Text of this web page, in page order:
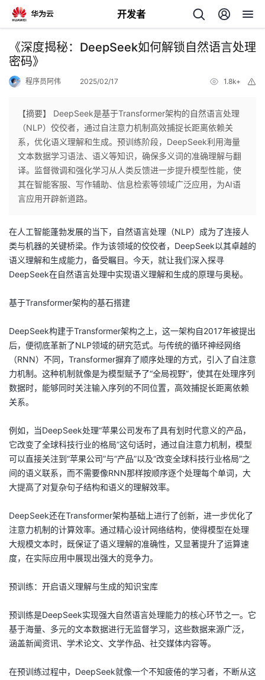
开发者
返
回
个
人
主
页
我
的
开
发
的
博
客
我
的
论
坛
我
的
圈
子
我
的
直
播
我
的
活
动
我
的
关
注
我
的
开
学
堂
我
的
课
程
我
的
认
证
我
的
实
验
我
的
收
我
的
我
持
我
的
技
术
支
持
我
的
云
声
建
议
《深度揭秘：DeepSeek如何解锁自然语言处理
密码》
程序员阿伟 2025/02/17 1.8k+
【摘要】 DeepSeek是基于Transformer架构的自然语言处理
（NLP）佼佼者，通过自注意力机制高效捕捉长距离依赖关
系，优化语义理解和生成。预训练阶段，DeepSeek利用海量
文本数据学习语法、语义等知识，确保多义词的准确理解与翻
译。监督微调和强化学习从人类反馈进一步提升模型性能，使
其在智能客服、写作辅助、信息检索等领域广泛应用，为AI语
言应用开辟新道路。
在人工智能蓬勃发展的当下，自然语言处理（NLP）成为了连接人
类与机器的关键桥梁。作为该领域的佼佼者，DeepSeek以其卓越的
语义理解和生成能力，备受瞩目。今天，就让我们深入探寻
DeepSeek在自然语言处理中实现语义理解和生成的原理与奥秘。
基于Transformer架构的基石搭建
DeepSeek构建于Transformer架构之上，这一架构自2017年被提出
后，便彻底革新了NLP领域的研究范式。与传统的循环神经网络
（RNN）不同，Transformer摒弃了顺序处理的方式，引入了自注意
力机制。这种机制就像是为模型赋予了“全局视野”，使其在处理序列
数据时，能够同时关注输入序列的不同位置，高效捕捉长距离依赖
关系。
例如，当DeepSeek处理“苹果公司发布了具有划时代意义的产品，
它改变了全球科技行业的格局”这句话时，通过自注意力机制，模型
可以直接关注到“苹果公司”与“产品”以及“改变全球科技行业格局”之
间的语义联系，而不需要像RNN那样按顺序逐个处理每个单词，大
大提高了对复杂句子结构和语义的理解效率。
DeepSeek还在Transformer架构基础上进行了创新，进一步优化了
注意力机制的计算效率。通过精心设计网络结构，使得模型在处理
大规模文本时，既保证了语义理解的准确性，又显著提升了运算速
度，在实际应用中展现出强大的竞争力。
预训练：开启语义理解与生成的知识宝库
预训练是DeepSeek实现强大自然语言处理能力的核心环节之一。它
基于海量、多元的文本数据进行无监督学习，这些数据来源广泛，
涵盖新闻资讯、学术论文、文学作品、社交媒体内容等。
在预训练过程中，DeepSeek就像一个不知疲倦的学习者，不断从这